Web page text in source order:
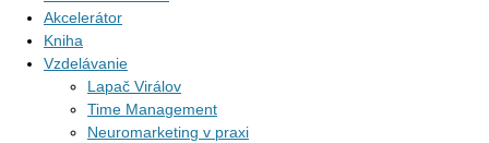
Akcelerátor
Kniha
Vzdelávanie
Lapač Virálov
Time Management
Neuromarketing v praxi